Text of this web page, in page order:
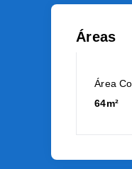
Áreas
Área
64m²